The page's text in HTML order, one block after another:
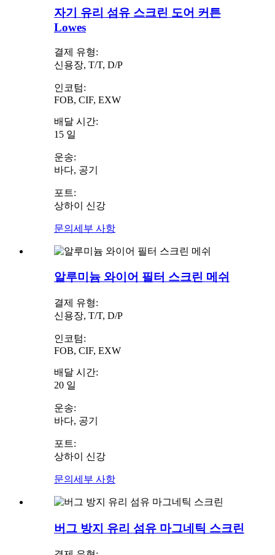
자기 유리 섬유 스크린 도어 커튼
Lowes
결제 유형:
신용장, T/T, D/P
인코텀:
FOB, CIF, EXW
배달 시간:
15 일
운송:
바다, 공기
포트:
상하이 신강
문의 세부 사항
알루미늄 와이어 필터 스크린 메쉬
결제 유형:
신용장, T/T, D/P
인코텀:
FOB, CIF, EXW
배달 시간:
20 일
운송:
바다, 공기
포트:
상하이 신강
문의 세부 사항
버그 방지 유리 섬유 마그네틱 스크린